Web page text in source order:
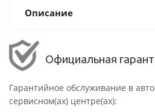
Описание
Официальная
Гарантийное обслуживание в
сервисном(ах) центре(ах):